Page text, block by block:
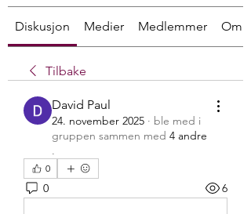
Diskusjon Medier Medlemmer Om
Tilbake
David Paul
24. november 2025 · ble med i
gruppen sammen med 4 andre
.
0
0 6